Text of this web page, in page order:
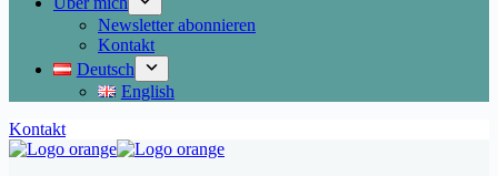
Newsletter abonnieren
Kontakt
Deutsch
English
Kontakt